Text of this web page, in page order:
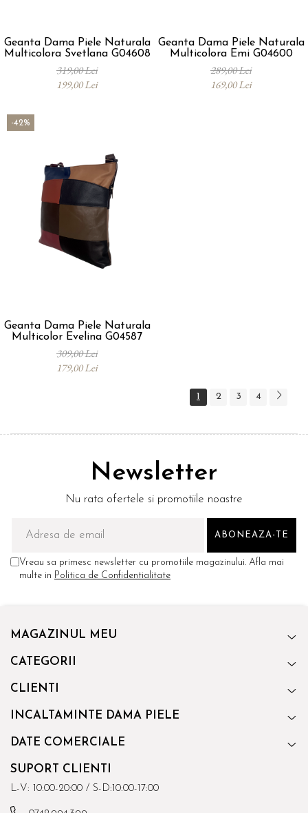
Geanta Dama Piele Naturala
Multicolora Svetlana G04608
319,00 Lei
199,00 Lei
Geanta Dama Piele Naturala
Multicolora Emi G04600
289,00 Lei
169,00 Lei
-42%
Geanta Dama Piele Naturala
Multicolor Evelina G04587
309,00 Lei
179,00 Lei
1 2 3 4
Newsletter
Nu rata ofertele si promotiile noastre
Vreau sa primesc newsletter cu promotiile magazinului. Afla mai
multe in Politica de Confidentialitate
MAGAZINUL MEU
CATEGORII
CLIENTI
INCALTAMINTE DAMA PIELE
DATE COMERCIALE
SUPORT CLIENTI
L-V: 10:00-20:00 / S-D:10:00-17:00